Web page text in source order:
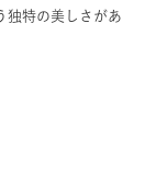
独特の美しさがあ